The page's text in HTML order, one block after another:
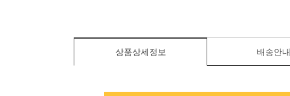
상품상세정보 배송안내